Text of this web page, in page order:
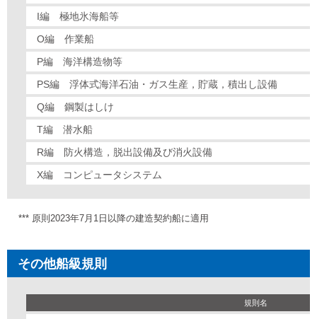
I編 極地氷海船等
O編 作業船
P編 海洋構造物等
PS編 浮体式海洋石油・ガス生産，貯蔵，積出し設備
Q編 鋼製はしけ
T編 潜水船
R編 防火構造，脱出設備及び消火設備
X編 コンピュータシステム
*** 原則2023年7月1日以降の建造契約船に適用
その他船級規則
規則名